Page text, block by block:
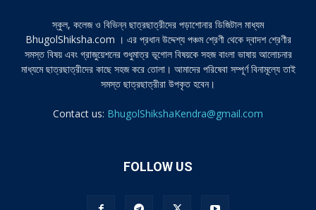
স্কুল, কলেজ ও বিভিন্ন ছাত্রছাত্রীদের পড়াশোনার ডিজিটাল মাধ্যম
BhugolShiksha.com । এর প্রধান উদ্দেশ্য পঞ্চম শ্রেণী থেকে দ্বাদশ শ্রেণীর
সমস্ত বিষয় এবং গ্রাজুয়েশনের শুধুমাত্র ভূগোল বিষয়কে সহজ বাংলা ভাষায় আলোচনার
মাধ্যমে ছাত্রছাত্রীদের কাছে সহজ করে তোলা। আমাদের পরিষেবা সম্পূর্ণ বিনামূল্যে তাই
সমস্ত ছাত্রছাত্রীরা উপকৃত হবেন।
Contact us: BhugolShikshaKendra@gmail.com
FOLLOW US